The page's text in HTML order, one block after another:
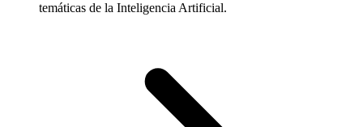
temáticas de la Inteligencia Artificial.